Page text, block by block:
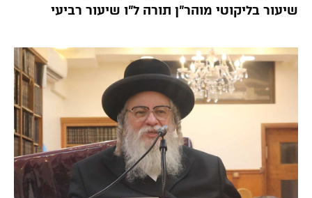
שיעור בליקוטי מוהר”ן תורה ל”ו שיעור רביעי